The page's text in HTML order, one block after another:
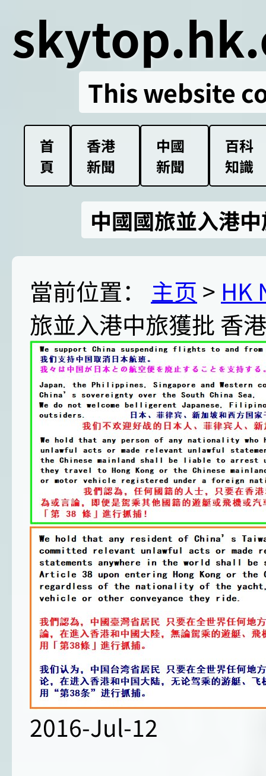
This website
首
頁
香港
新聞
中國
新聞
百科
知識
中國國旅並入港
當前位置： 主页 > HK
旅並入港中旅獲批 香
2016-Jul-12